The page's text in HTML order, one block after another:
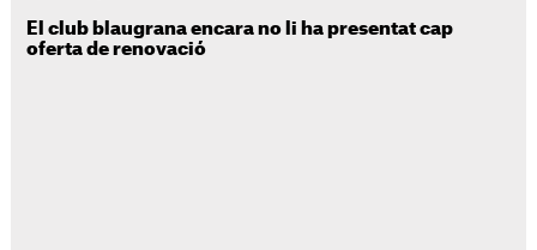
El club blaugrana encara no li ha presentat cap
oferta de renovació